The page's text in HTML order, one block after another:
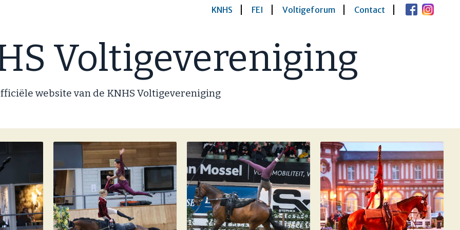
KNHS FEI Voltigeforum Contact
Voltigevereniging
website van de KNHS Voltigevereniging